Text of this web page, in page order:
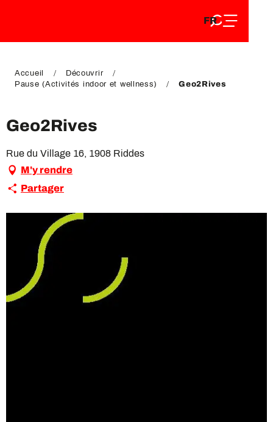
DE
FR
EN
Accueil
Découvrir
Pause (Activités indoor et wellness)
Geo2Rives
Geo2Rives
Rue du Village 16, 1908 Riddes
M'y rendre
Partager